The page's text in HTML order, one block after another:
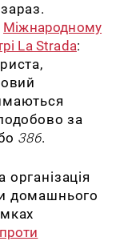
Міжнародному
La Strada:
за
386.
домашнього